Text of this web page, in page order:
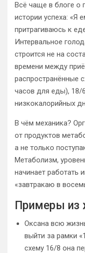
Всё чаще в блоге о
истории успеха: «Я
притрагиваюсь к
Интервальное
строится не на
времени между
распространённые
часов для еды), 18/
низкокалорийных
В чём механика?
от продуктов
а не только
Метаболизм,
начинает работать
«завтракаю в
Примеры из
Оксана всю
выйти за рамки
схему 16/8 она